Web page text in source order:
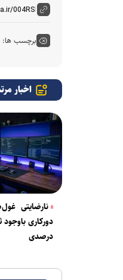
برچسب ها:
اخبار
نارضایتی
درصدی